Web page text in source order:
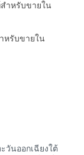
ำหรับขายใน
หรับขายใน
วันออกเฉียงใต้